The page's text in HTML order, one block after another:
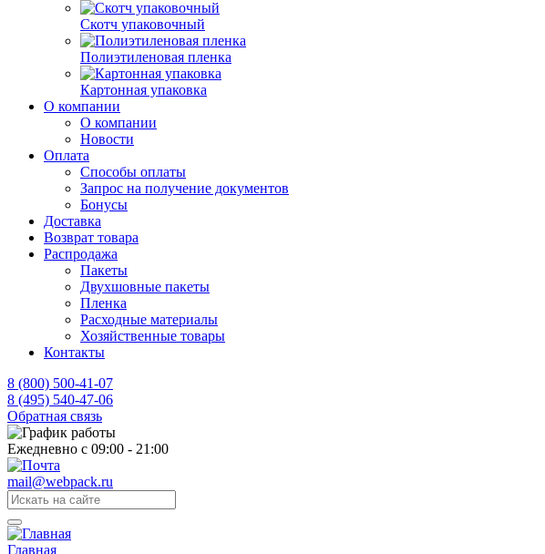
Скотч упаковочный
Полиэтиленовая пленка
Картонная упаковка
О компании
О компании
Новости
Оплата
Способы оплаты
Запрос на получение документов
Бонусы
Доставка
Возврат товара
Распродажа
Пакеты
Двухшовные пакеты
Пленка
Расходные материалы
Хозяйственные товары
Контакты
8 (800) 500-41-07
8 (495) 540-47-06
Обратная связь
Ежедневно с 09:00 - 21:00
mail@webpack.ru
Главная